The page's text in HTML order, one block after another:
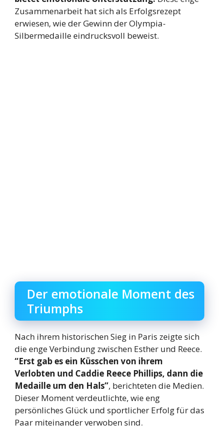
Zusammenarbeit hat sich als Erfolgsrezept
erwiesen, wie der Gewinn der Olympia-
Silbermedaille eindrucksvoll beweist.
Der emotionale Moment des
Triumphs
Nach ihrem historischen Sieg in Paris zeigte sich
die enge Verbindung zwischen Esther und Reece.
“Erst gab es ein Küsschen von ihrem
Verlobten und Caddie Reece Phillips, dann die
Medaille um den Hals”, berichteten die Medien.
Dieser Moment verdeutlichte, wie eng
persönliches Glück und sportlicher Erfolg für das
Paar miteinander verwoben sind.